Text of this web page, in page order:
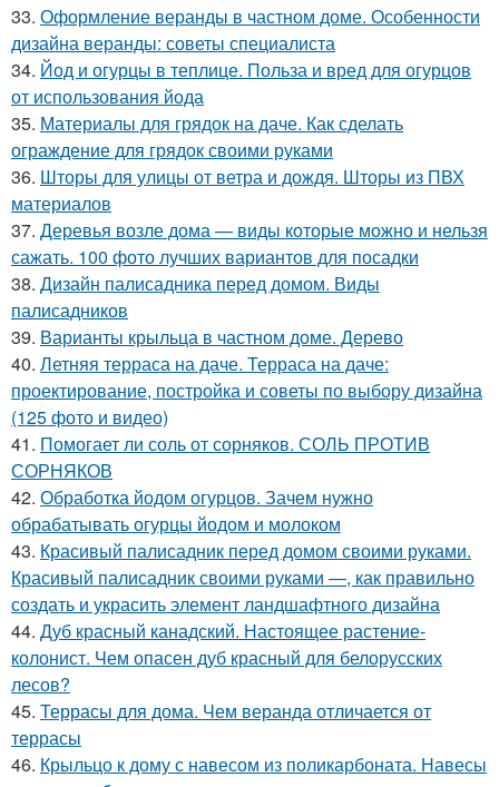
33. Оформление веранды в частном доме. Особенности
дизайна веранды: советы специалиста
34. Йод и огурцы в теплице. Польза и вред для огурцов
от использования йода
35. Материалы для грядок на даче. Как сделать
ограждение для грядок своими руками
36. Шторы для улицы от ветра и дождя. Шторы из ПВХ
материалов
37. Деревья возле дома — виды которые можно и нельзя
сажать. 100 фото лучших вариантов для посадки
38. Дизайн палисадника перед домом. Виды
палисадников
39. Варианты крыльца в частном доме. Дерево
40. Летняя терраса на даче. Терраса на даче:
проектирование, постройка и советы по выбору дизайна
(125 фото и видео)
41. Помогает ли соль от сорняков. СОЛЬ ПРОТИВ
СОРНЯКОВ
42. Обработка йодом огурцов. Зачем нужно
обрабатывать огурцы йодом и молоком
43. Красивый палисадник перед домом своими руками.
Красивый палисадник своими руками —, как правильно
создать и украсить элемент ландшафтного дизайна
44. Дуб красный канадский. Настоящее растение-
колонист. Чем опасен дуб красный для белорусских
лесов?
45. Террасы для дома. Чем веранда отличается от
террасы
46. Крыльцо к дому с навесом из поликарбоната. Навесы